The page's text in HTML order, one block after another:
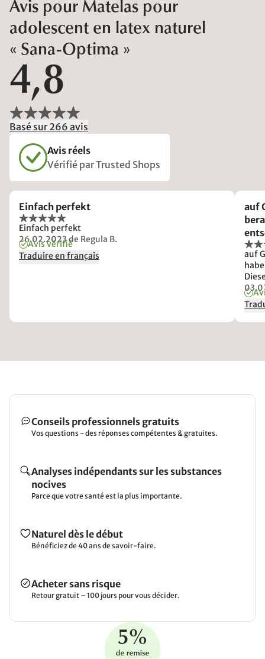
Avis pour Matelas pour
adolescent en latex naturel
« Sana-Optima »
4,8
Basé sur 266 avis
Avis réels
Vérifié par Trusted Shops
Einfach perfekt
Einfach perfekt
26.02.2023de Regula B.
Avis vérifié
Traduire en français
auf
auf
Conseils professionnels gratuits
Vos questions - des réponses compétentes & gratuites.
Analyses indépendants sur les substances
nocives
Parce que votre santé est la plus importante.
Naturel dès le début
Bénéficiez de 40 ans de savoir-faire.
Acheter sans risque
Retour gratuit – 100 jours pour vous décider.